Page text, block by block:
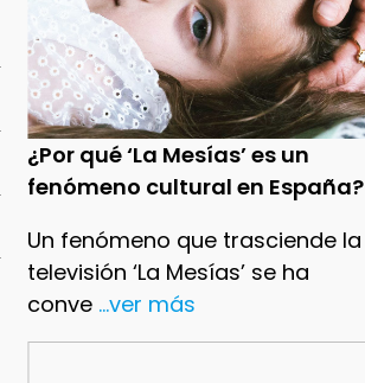
¿Por qué ‘La Mesías’ es un
fenómeno cultural en España?
Un fenómeno que trasciende la
televisión ‘La Mesías’ se ha
conve ...ver más